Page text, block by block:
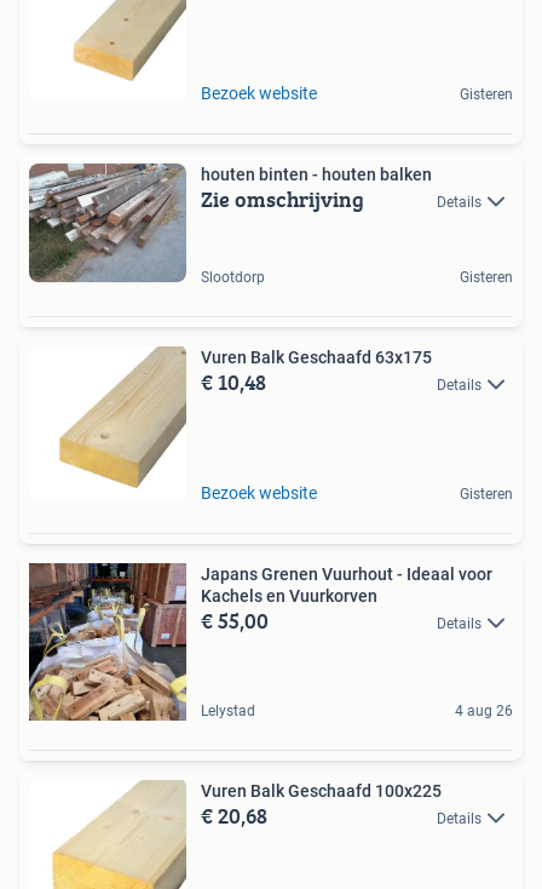
Bezoek website Gisteren
houten binten - houten balken
Zie omschrijving Details
Slootdorp Gisteren
Vuren Balk Geschaafd 63x175
€ 10,48 Details
Bezoek website Gisteren
Japans Grenen Vuurhout - Ideaal voor
Kachels en Vuurkorven
€ 55,00 Details
Lelystad 4 aug 26
Vuren Balk Geschaafd 100x225
€ 20,68 Details